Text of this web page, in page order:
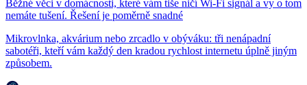
Běžné věci v domácnosti, které vám tiše ničí Wi-Fi signál a vy o tom
nemáte tušení. Řešení je poměrně snadné
Mikrovlnka, akvárium nebo zrcadlo v obýváku: tři nenápadní
sabotéři, kteří vám každý den kradou rychlost internetu úplně jiným
způsobem.